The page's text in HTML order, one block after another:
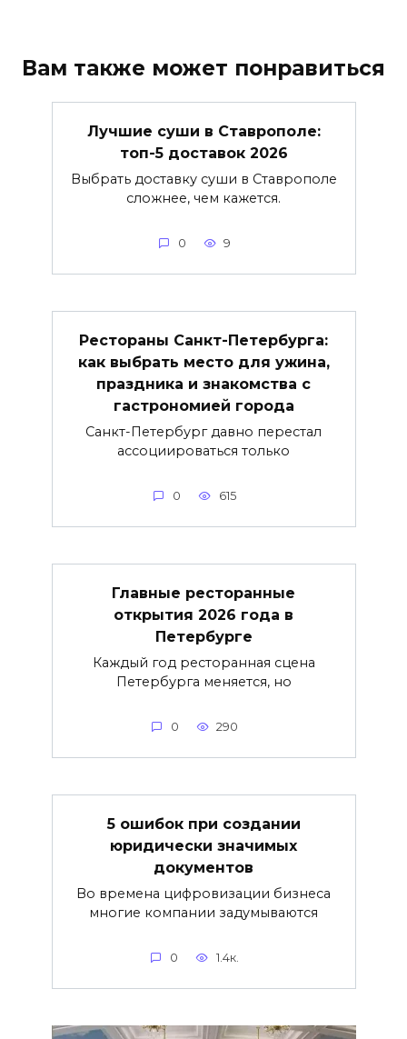
Вам также может понравиться
Лучшие суши в Ставрополе:
топ-5 доставок 2026
Выбрать доставку суши в Ставрополе
сложнее, чем кажется.
0 9
Рестораны Санкт-Петербурга:
как выбрать место для ужина,
праздника и знакомства с
гастрономией города
Санкт-Петербург давно перестал
ассоциироваться только
0 615
Главные ресторанные
открытия 2026 года в
Петербурге
Каждый год ресторанная сцена
Петербурга меняется, но
0 290
5 ошибок при создании
юридически значимых
документов
Во времена цифровизации бизнеса
многие компании задумываются
0 1.4к.